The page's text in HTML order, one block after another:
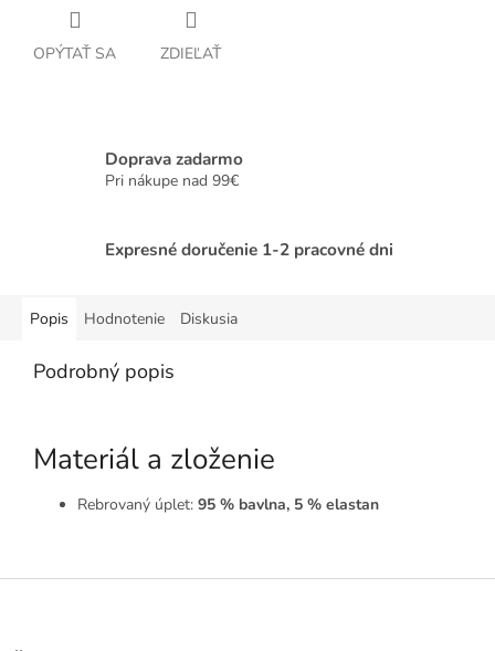
OPÝTAŤ SA ZDIEĽAŤ
Doprava zadarmo
Pri nákupe nad 99€
Expresné doručenie 1-2 pracovné dni
Popis Hodnotenie Diskusia
Podrobný popis
Materiál a zloženie
Rebrovaný úplet: 95 % bavlna, 5 % elastan
Z